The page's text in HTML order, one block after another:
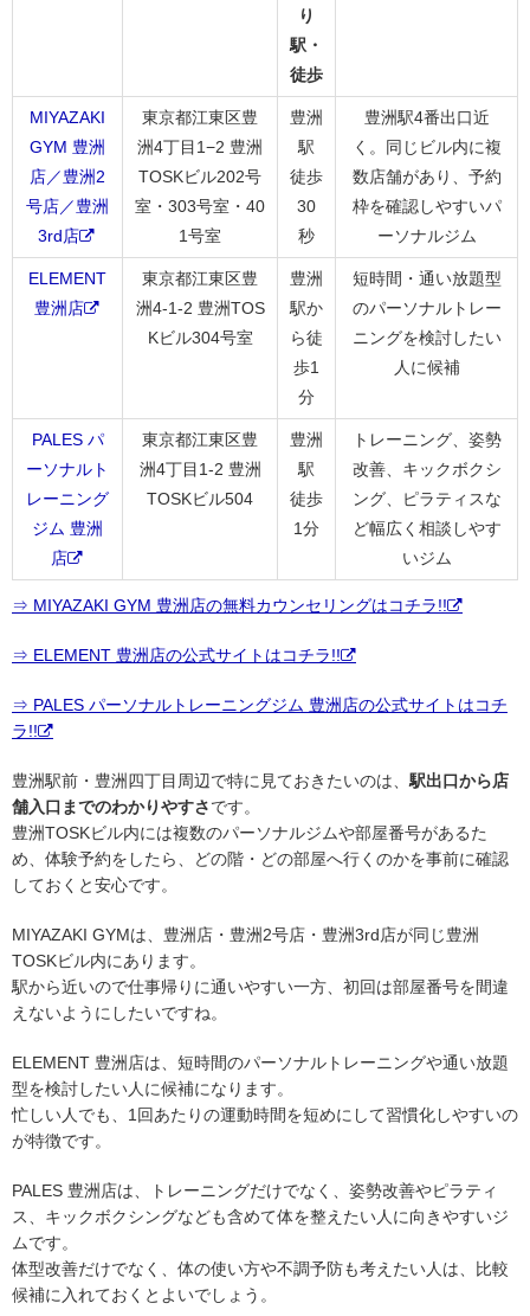
り
駅・
徒歩
MIYAZAKI
GYM 豊洲
店／豊洲2
号店／豊洲
3rd店
東京都江東区豊
洲4丁目1−2 豊洲
TOSKビル202号
室・303号室・40
1号室
豊洲
駅
徒歩
30
秒
豊洲駅4番出口近
く。同じビル内に複
数店舗があり、予約
枠を確認しやすいパ
ーソナルジム
ELEMENT
豊洲店
東京都江東区豊
洲4-1-2 豊洲TOS
Kビル304号室
豊洲
駅か
ら徒
歩1
分
短時間・通い放題型
のパーソナルトレー
ニングを検討したい
人に候補
PALES パ
ーソナルト
レーニング
ジム 豊洲
店
東京都江東区豊
洲4丁目1-2 豊洲
TOSKビル504
豊洲
駅
徒歩
1分
トレーニング、姿勢
改善、キックボクシ
ング、ピラティスな
ど幅広く相談しやす
いジム
⇒ MIYAZAKI GYM 豊洲店の無料カウンセリングはコチラ!!
⇒ ELEMENT 豊洲店の公式サイトはコチラ!!
⇒ PALES パーソナルトレーニングジム 豊洲店の公式サイトはコチ
ラ!!
豊洲駅前・豊洲四丁目周辺で特に見ておきたいのは、 駅出口から店
舗入口までのわかりやすさです。
豊洲TOSKビル内には複数のパーソナルジムや部屋番号があるた
め、体験予約をしたら、どの階・どの部屋へ行くのかを事前に確認
しておくと安心です。
MIYAZAKI GYMは、豊洲店・豊洲2号店・豊洲3rd店が同じ豊洲
TOSKビル内にあります。
駅から近いので仕事帰りに通いやすい一方、初回は部屋番号を間違
えないようにしたいですね。
ELEMENT 豊洲店は、短時間のパーソナルトレーニングや通い放題
型を検討したい人に候補になります。
忙しい人でも、1回あたりの運動時間を短めにして習慣化しやすいの
が特徴です。
PALES 豊洲店は、トレーニングだけでなく、姿勢改善やピラティ
ス、キックボクシングなども含めて体を整えたい人に向きやすいジ
ムです。
体型改善だけでなく、体の使い方や不調予防も考えたい人は、比較
候補に入れておくとよいでしょう。